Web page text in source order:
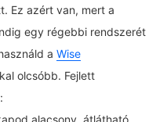
Ez azért van, mert a
egy régebbi rendszerét
a Wise
olcsóbb. Fejlett
alacsony, átlátható